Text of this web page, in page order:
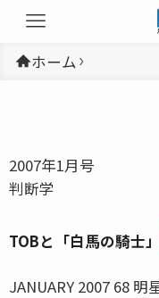
ホーム
2007年1月号
判断学
TOBと「白馬の騎士」
JANUARY 2007 68